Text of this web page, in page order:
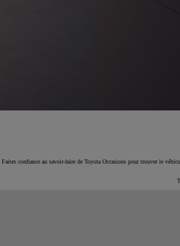
Faites confiance au savoir-faire de Toyota Occasions pour trouver le